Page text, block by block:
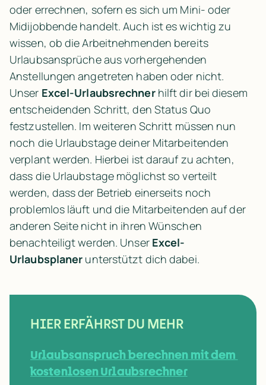
oder errechnen, sofern es sich um Mini- oder
Midijobbende handelt. Auch ist es wichtig zu
wissen, ob die Arbeitnehmenden bereits
Urlaubsansprüche aus vorhergehenden
Anstellungen angetreten haben oder nicht.
Unser Excel-Urlaubsrechner hilft dir bei diesem
entscheidenden Schritt, den Status Quo
festzustellen. Im weiteren Schritt müssen nun
noch die Urlaubstage deiner Mitarbeitenden
verplant werden. Hierbei ist darauf zu achten,
dass die Urlaubstage möglichst so verteilt
werden, dass der Betrieb einerseits noch
problemlos läuft und die Mitarbeitenden auf der
anderen Seite nicht in ihren Wünschen
benachteiligt werden. Unser Excel-
Urlaubsplaner unterstützt dich dabei.
HIER ERFÄHRST DU MEHR
Urlaubsanspruch berechnen mit dem
kostenlosen Urlaubsrechner